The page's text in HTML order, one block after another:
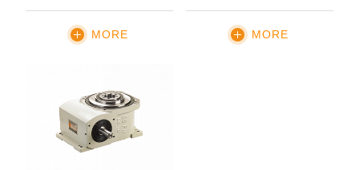
MORE MORE